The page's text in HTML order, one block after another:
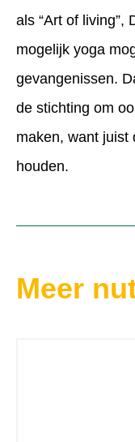
als “Art of living”,
mogelijk yoga
gevangenissen.
de stichting om
maken, want juist
houden.
Meer